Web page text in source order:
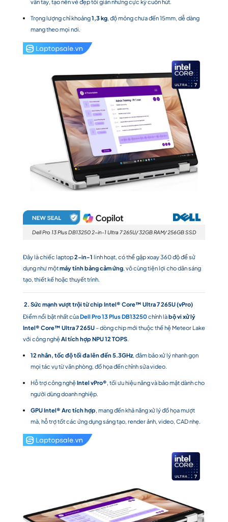
vân tay, tạo nên vẻ đẹp tối giản nhưng cực kỳ cuốn hút.
Trọng lượng chỉ khoảng1,3 kg, độ mỏng chưa đến 15mm, dễ dàng
mang theo mọi nơi.
Dell Pro 13 Plus DB13250 2-in-1 Ultra 7 265U/ 32GB RAM/ 256GB SSD
Đây là chiếc laptop2-in-1 linh hoạt, có thể gập xoay 360 độ để sử
dụng như mộtmáy tính bảng cảm ứng, vô cùng tiện lợi cho dân sáng
tạo, thiết kế hoặc thuyết trình.
2. Sức mạnh vượt trội từ chip Intel® Core™ Ultra 7 265U (vPro)
Điểm nổi bật nhất củaDell Pro 13 Plus DB13250chính làbộ vi xử lý
Intel® Core™ Ultra 7 265U – dòng chip mới thuộc thế hệ Meteor Lake
với công nghệAI tích hợp NPU 12 TOPS.
12 nhân, tốc độ tối đa lên đến 5.3GHz, đảm bảo xử lý nhanh gọn
mọi tác vụ từ văn phòng, đồ họa đến chỉnh sửa video.
Hỗ trợ công nghệIntel vPro®, tối ưu hiệu năng và bảo mật dành cho
người dùng doanh nghiệp.
GPU Intel® Arc tích hợp, mang đến khả năng xử lý đồ họa mượt
mà, hỗ trợ tốt các ứng dụng sáng tạo, render ảnh, video, CAD nhẹ.